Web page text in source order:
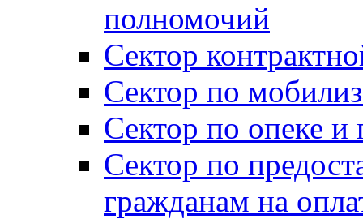
полномочий
Сектор
Сектор по
Сектор по опеке и
Сектор по
гражданам на